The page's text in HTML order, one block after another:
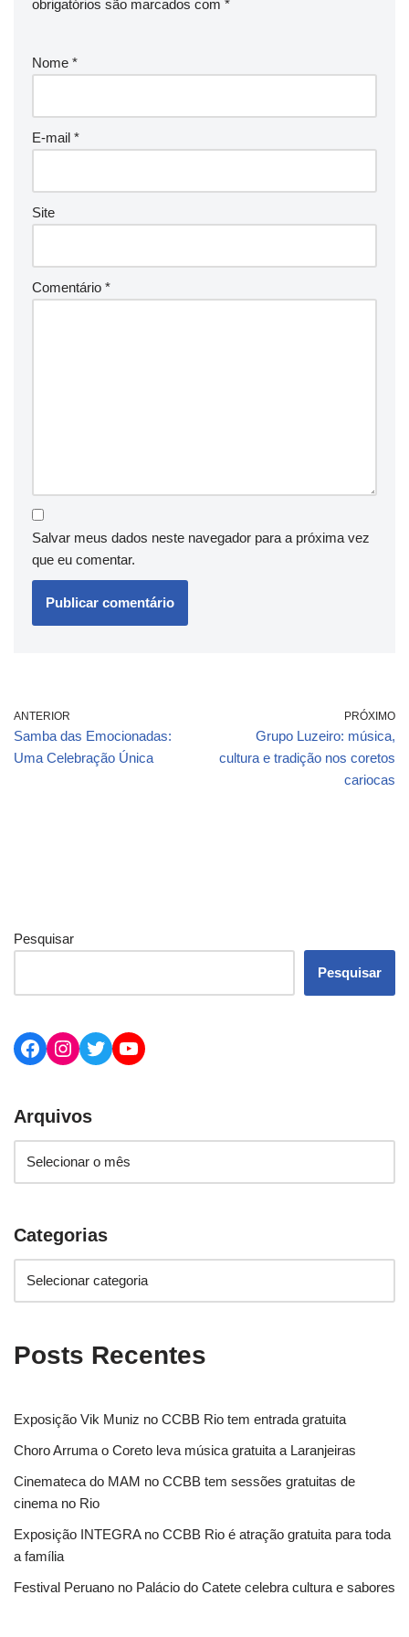
obrigatórios são marcados com *
Nome *
E-mail *
Site
Comentário *
Salvar meus dados neste navegador para a próxima vez
que eu comentar.
ANTERIOR
Samba das Emocionadas:
Uma Celebração Única
PRÓXIMO
Grupo Luzeiro: música,
cultura e tradição nos coretos
cariocas
Pesquisar
Pesquisar
Arquivos
Categorias
Posts Recentes
Exposição Vik Muniz no CCBB Rio tem entrada gratuita
Choro Arruma o Coreto leva música gratuita a Laranjeiras
Cinemateca do MAM no CCBB tem sessões gratuitas de
cinema no Rio
Exposição INTEGRA no CCBB Rio é atração gratuita para toda
a família
Festival Peruano no Palácio do Catete celebra cultura e sabores